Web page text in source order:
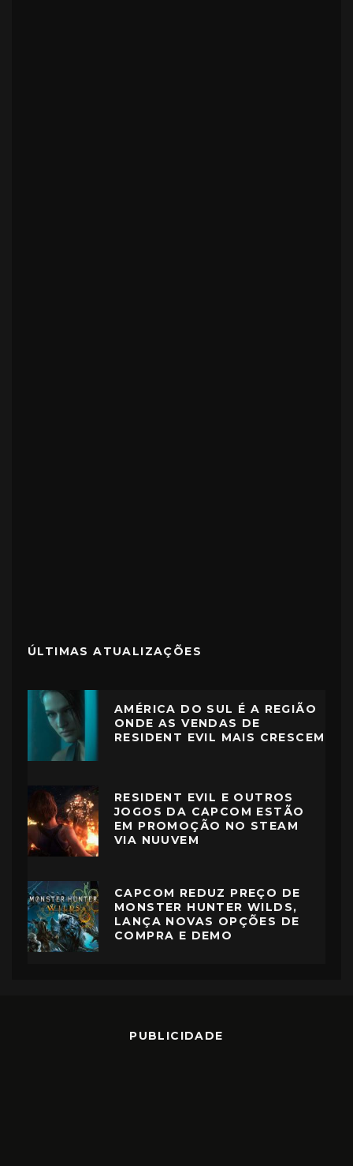
ÚLTIMAS ATUALIZAÇÕES
AMÉRICA DO SUL É A REGIÃO
ONDE AS VENDAS DE
RESIDENT EVIL MAIS CRESCEM
RESIDENT EVIL E OUTROS
JOGOS DA CAPCOM ESTÃO
EM PROMOÇÃO NO STEAM
VIA NUUVEM
CAPCOM REDUZ PREÇO DE
MONSTER HUNTER WILDS,
LANÇA NOVAS OPÇÕES DE
COMPRA E DEMO
PUBLICIDADE